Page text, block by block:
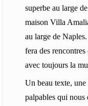
superbe au large
maison Villa
au large de
fera des
avec toujours la
Un beau texte, une
palpables qui nous